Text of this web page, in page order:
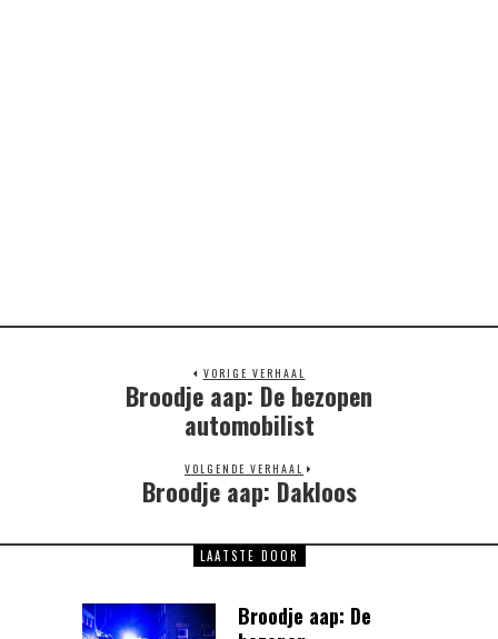
VORIGE VERHAAL
Previous
post:
Broodje aap: De bezopen
automobilist
VOLGENDE VERHAAL
Next
post:
Broodje aap: Dakloos
LAATSTE DOOR
Broodje aap: De